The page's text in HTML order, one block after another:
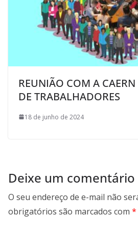
REUNIÃO COM A
DE TRABALHADORES
18 de junho de 2024
Deixe um comentário
O seu endereço de e-mail não
obrigatórios são marcados com *